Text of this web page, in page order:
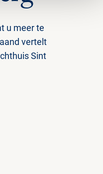
u meer te
vertelt
Sint